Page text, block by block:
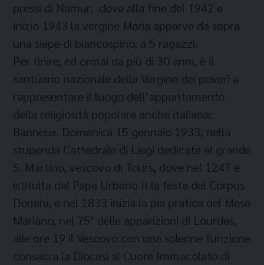
pressi di Namur, dove alla fine del 1942 e
inizio 1943 la vergine Maria apparve da sopra
una siepe di biancospino, a 5 ragazzi.
Per finire, ed ormai da più di 30 anni, è il
santuario nazionale della Vergine dei poveri a
rappresentare il luogo dell’appuntamento
della religiosità popolare anche italiana:
Banneux. Domenica 15 gennaio 1933, nella
stupenda Cattedrale di Liegi dedicata al grande
S. Martino, vescovo di Tours, dove nel 1247 è
istituita dal Papa Urbano II la festa del Corpus
Domini, e nel 1833 inizia la pia pratica del Mese
Mariano, nel 75° delle apparizioni di Lourdes,
alle ore 19 il Vescovo con una solenne funzione
consacra la Diocesi al Cuore Immacolato di